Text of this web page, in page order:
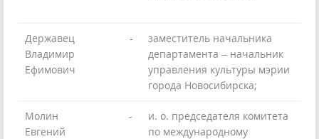
Державец
Владимир
Ефимович
-
заместитель начальника
департамента – начальник
управления культуры мэрии
города Новосибирска;
Молин
Евгений
-
и. о. председателя комитета
по международному